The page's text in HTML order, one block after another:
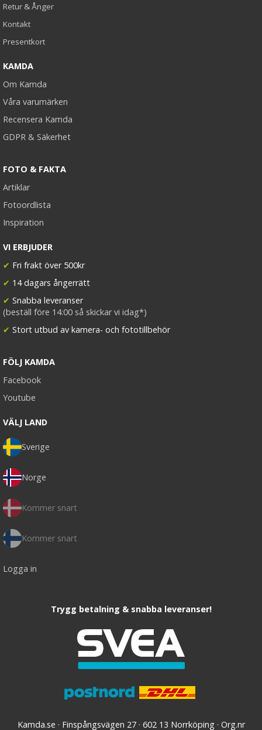
Retur & Ånger
Kontakt
Presentkort
KAMDA
Om Kamda
Våra varumärken
Recensera Kamda
GDPR & Säkerhet
FOTO & FAKTA
Artiklar
Fotoordlista
Inspiration
VI ERBJUDER
✔ Fri frakt över 500kr
✔ 14 dagars ångerrätt
✔ Snabba leveranser
(beställ före 14:00 så skickar vi idag*)
✔ Stort utbud av kamera- och fototillbehör
FÖLJ KAMDA
Facebook
Youtube
VÄLJ LAND
Sverige
Norge
Kommer snart
Kommer snart
Logga in
Trygg betalning & snabba leveranser!
Kamda.se · Finspångsvägen 27 · 602 13 Norrköping · Org.nr